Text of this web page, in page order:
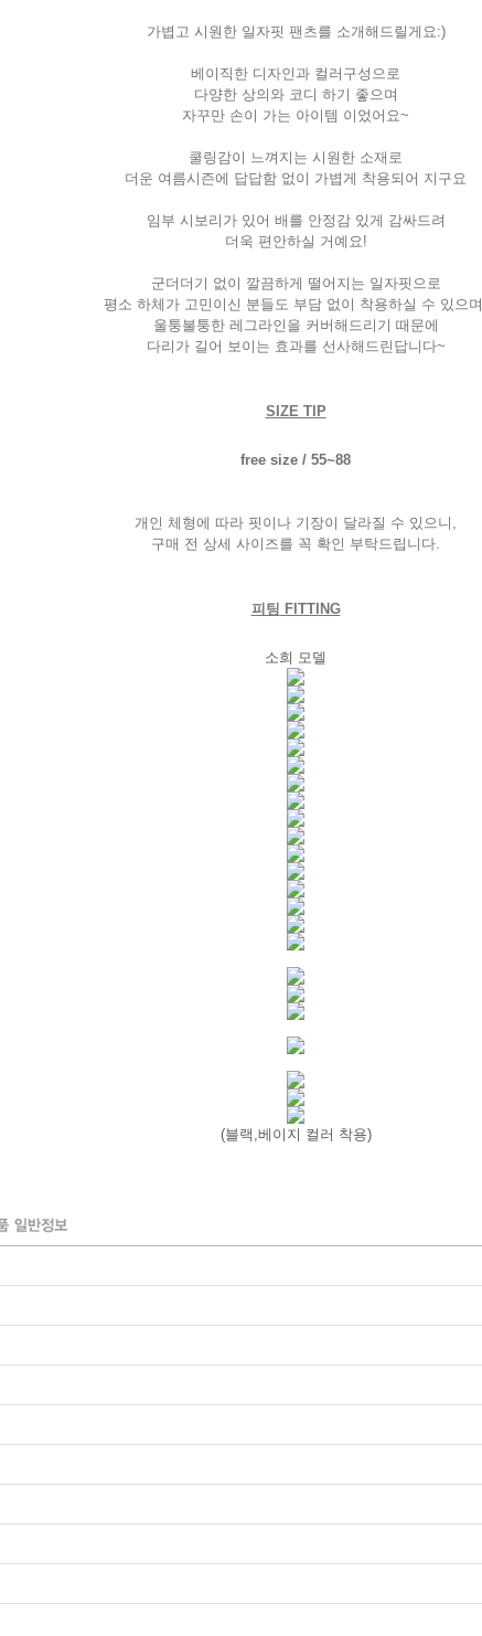
가볍고 시원한 일자핏 팬츠를 소개해드릴게요:)
베이직한 디자인과 컬러구성으로
다양한 상의와 코디 하기 좋으며
자꾸만 손이 가는 아이템 이었어요~
쿨링감이 느껴지는 시원한 소재로
더운 여름시즌에 답답함 없이 가볍게 착용되어 지구요
임부 시보리가 있어 배를 안정감 있게 감싸드려
더욱 편안하실 거예요!
군더더기 없이 깔끔하게 떨어지는 일자핏으로
평소 하체가 고민이신 분들도 부담 없이 착용하실 수 있으며
울퉁불퉁한 레그라인을 커버해드리기 때문에
다리가 길어 보이는 효과를 선사해드린답니다~
SIZE TIP
free size / 55~88
개인 체형에 따라 핏이나 기장이 달라질 수 있으니 ,
구매 전 상세 사이즈를 꼭 확인 부탁드립니다.
피팅 FITTING
소희 모델
(블랙 ,베이지 컬러 착용)